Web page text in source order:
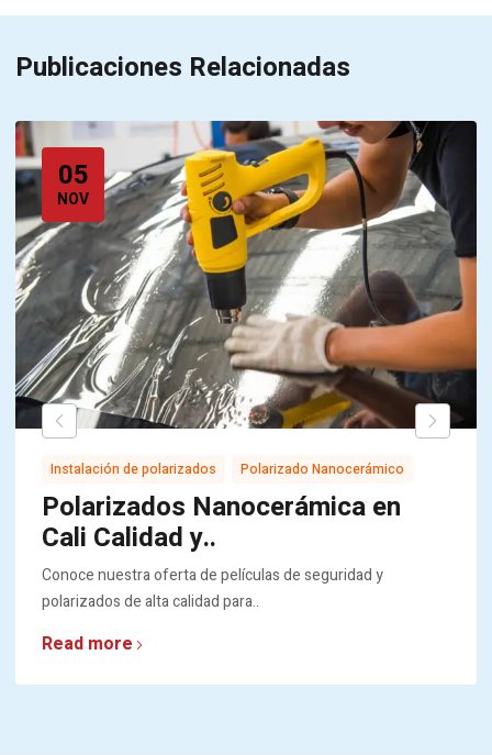
Publicaciones Relacionadas
05
NOV
Instalación de polarizados Polarizado Nanocerámico
Polarizados Nanocerámica en
Cali Calidad y..
Conoce nuestra oferta de películas de seguridad y
polarizados de alta calidad para..
Read more